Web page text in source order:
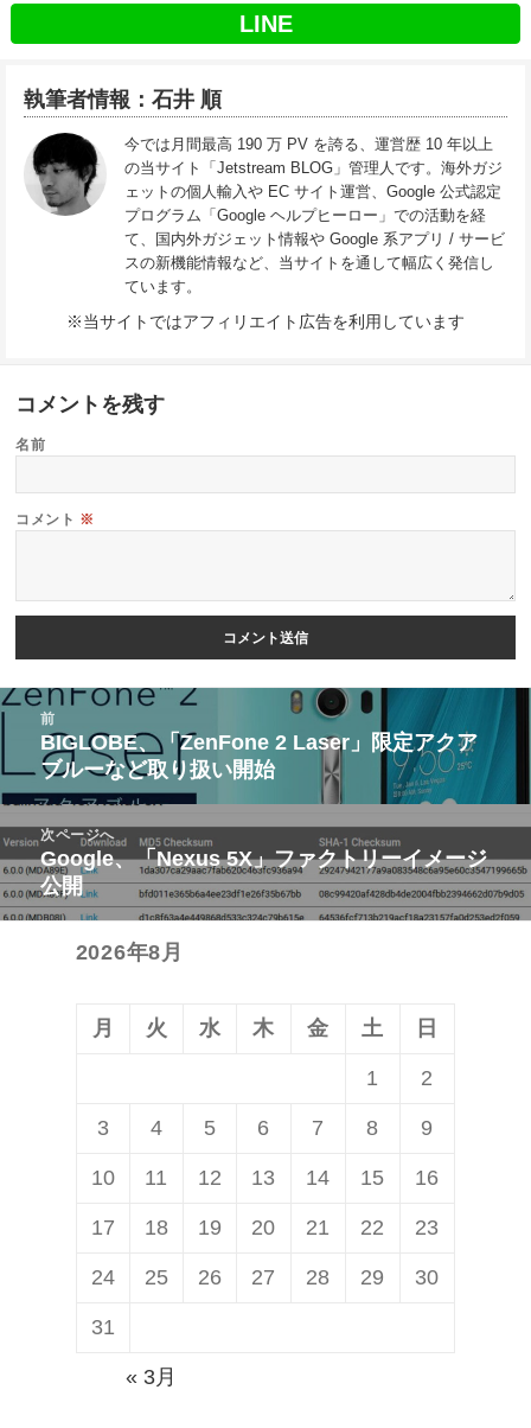
LINE
執筆者情報：石井 順
今では月間最高 190 万 PV を誇る、運営歴 10 年以上
の当サイト「Jetstream BLOG」管理人です。海外ガジ
ェットの個人輸入や EC サイト運営、Google 公式認定
プログラム「Google ヘルプヒーロー」での活動を経
て、国内外ガジェット情報や Google 系アプリ / サービ
スの新機能情報など、当サイトを通して幅広く発信し
ています。
※当サイトではアフィリエイト広告を利用しています
コメントを残す
名前
コメント ※
投
ナ
ビ
ゲ
ー
シ
前
前
の
投
稿:
BIGLOBE、「ZenFone 2 Laser」限定アクア
ブルーなど取り扱い開始
次ページへ
次
の
Google、「Nexus 5X」ファクトリーイメージ
公開
2026年8月
月 火 水 木 金 土 日
1 2
3 4 5 6 7 8 9
10 11 12 13 14 15 16
17 18 19 20 21 22 23
24 25 26 27 28 29 30
31
« 3月